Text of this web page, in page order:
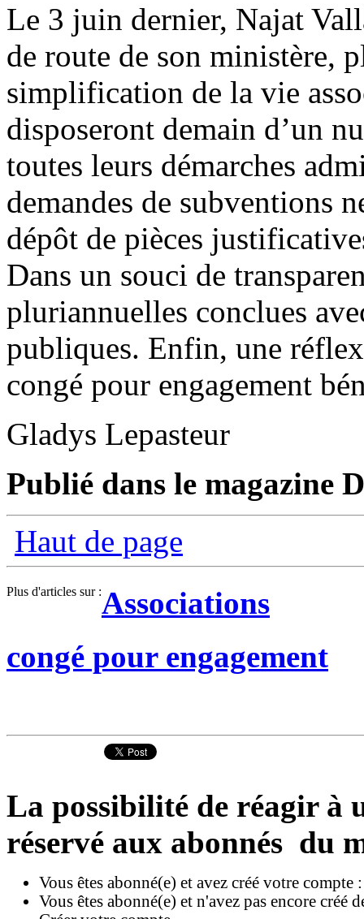
Le 3 juin dernier, Najat
de route de son ministère,
simplification de la vie
disposeront demain d’un
toutes leurs démarches
demandes de subventions
dépôt de pièces
Dans un souci de
pluriannuelles conclues
publiques. Enfin, une
congé pour engagement
Gladys Lepasteur
Publié dans le magazine
Haut de page
Plus d'articles sur :Associations
congé pour engagement
La possibilité de réagir à
réservé aux abonnés du
Vous êtes abonné(e) et avez créé votre compte
Vous êtes abonné(e) et n'avez pas encore créé